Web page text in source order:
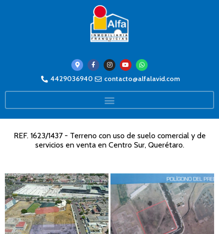
4429036940 contacto@alfalavid.com
REF. 1623/1437 - Terreno con uso de suelo comercial y de
servicios en venta en Centro Sur, Querétaro.